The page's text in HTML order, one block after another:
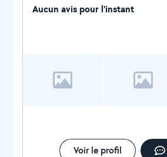
Aucun avis pour l'instant
Voir le profil